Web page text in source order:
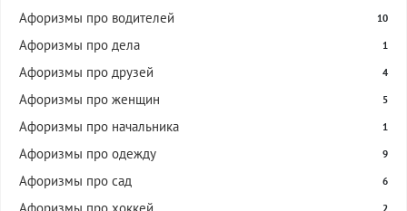
Афоризмы про водителей 10
Афоризмы про дела 1
Афоризмы про друзей 4
Афоризмы про женщин 5
Афоризмы про начальника 1
Афоризмы про одежду 9
Афоризмы про сад 6
2